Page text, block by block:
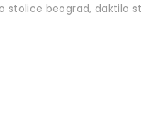
stolice beograd, daktilo